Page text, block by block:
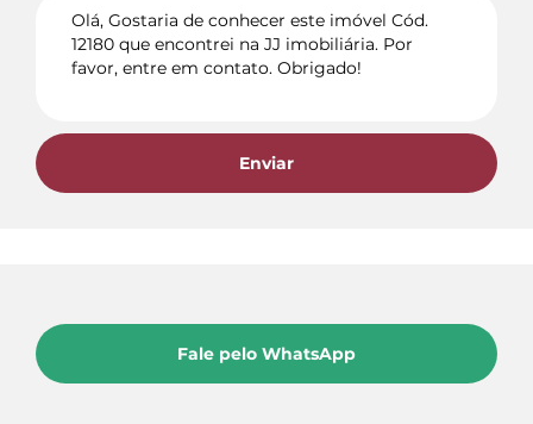
Enviar
Fale pelo WhatsApp